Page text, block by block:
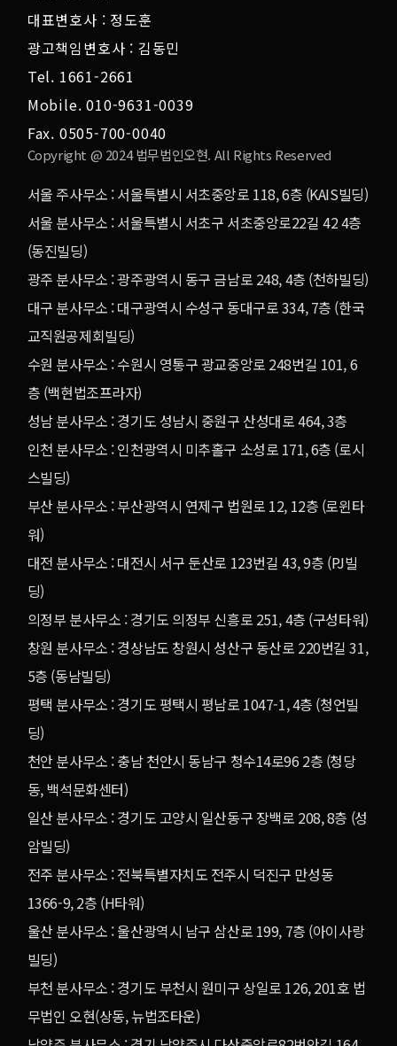
대표변호사 : 정도훈
광고책임변호사 : 김동민
Tel. 1661-2661
Mobile. 010-9631-0039
Fax. 0505-700-0040
Copyright @ 2024 법무법인오현. All Rights Reserved
서울 주사무소 : 서울특별시 서초중앙로 118, 6층 (KAIS빌딩)
서울 분사무소 : 서울특별시 서초구 서초중앙로22길 42 4층
(동진빌딩)
광주 분사무소 : 광주광역시 동구 금남로 248, 4층 (천하빌딩)
대구 분사무소 : 대구광역시 수성구 동대구로 334, 7층 (한국
교직원공제회빌딩)
수원 분사무소 : 수원시 영통구 광교중앙로 248번길 101, 6
층 (백현법조프라자)
성남 분사무소 : 경기도 성남시 중원구 산성대로 464, 3층
인천 분사무소 : 인천광역시 미추홀구 소성로 171, 6층 (로시
스빌딩)
부산 분사무소 : 부산광역시 연제구 법원로 12, 12층 (로윈타
워)
대전 분사무소 : 대전시 서구 둔산로 123번길 43, 9층 (PJ빌
딩)
의정부 분사무소 : 경기도 의정부 신흥로 251, 4층 (구성타워)
창원 분사무소 : 경상남도 창원시 성산구 동산로 220번길 31,
5층 (동남빌딩)
평택 분사무소 : 경기도 평택시 평남로 1047-1, 4층 (청언빌
딩)
천안 분사무소 : 충남 천안시 동남구 청수14로96 2층 (청당
동, 백석문화센터)
일산 분사무소 : 경기도 고양시 일산동구 장백로 208, 8층 (성
암빌딩)
전주 분사무소 : 전북특별자치도 전주시 덕진구 만성동
1366-9, 2층 (H타워)
울산 분사무소 : 울산광역시 남구 삼산로 199, 7층 (아이사랑
빌딩)
부천 분사무소 : 경기도 부천시 원미구 상일로 126, 201호 법
무법인 오현(상동, 뉴법조타운)